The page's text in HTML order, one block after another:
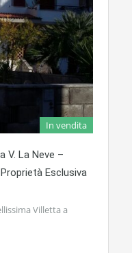
In vendita
V. La Neve –
Esclusiva
Villetta a